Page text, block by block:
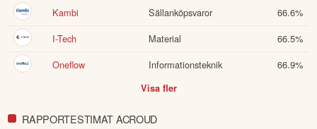
Kambi
Sällanköpsvaror 66.6%
I-Tech
Material 66.5%
Oneflow
Informationsteknik 66.9%
Visa fler
RAPPORTESTIMAT ACROUD